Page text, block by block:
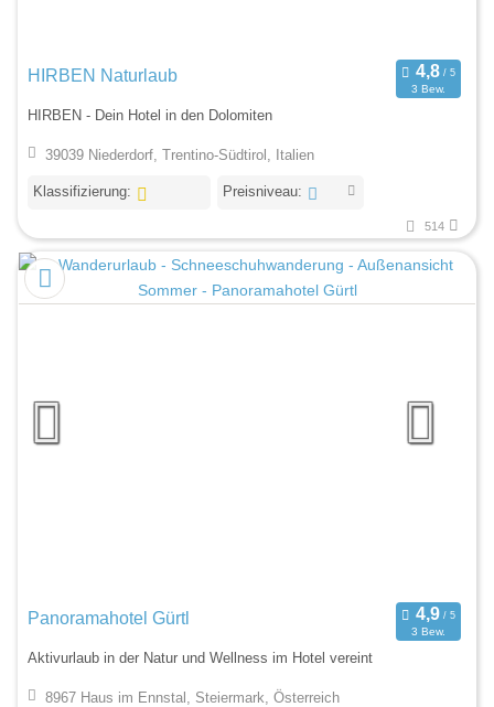
HIRBEN Naturlaub
3 Bew.
HIRBEN - Dein Hotel in den Dolomiten
39039 Niederdorf, Trentino-Südtirol, Italien
Klassifizierung: Preisniveau:
514
Panoramahotel Gürtl
3 Bew.
Aktivurlaub in der Natur und Wellness im Hotel vereint
8967 Haus im Ennstal, Steiermark, Österreich